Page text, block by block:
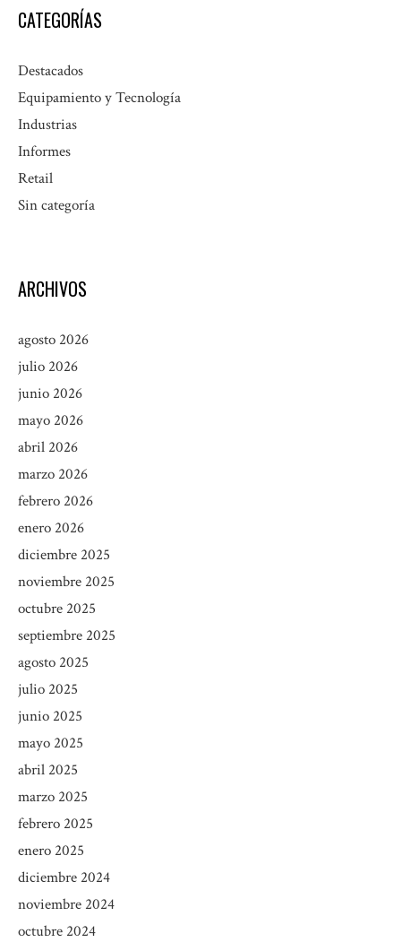
CATEGORÍAS
Destacados
Equipamiento y Tecnología
Industrias
Informes
Retail
Sin categoría
ARCHIVOS
agosto 2026
julio 2026
junio 2026
mayo 2026
abril 2026
marzo 2026
febrero 2026
enero 2026
diciembre 2025
noviembre 2025
octubre 2025
septiembre 2025
agosto 2025
julio 2025
junio 2025
mayo 2025
abril 2025
marzo 2025
febrero 2025
enero 2025
diciembre 2024
noviembre 2024
octubre 2024